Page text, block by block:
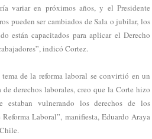
variar en próximos años, y el Presidente
pueden ser cambiados de Sala o jubilar, los
están capacitados para aplicar el Derecho
indicó Cortez.
de la reforma laboral se convirtió en un
derechos laborales, creo que la Corte hizo
estaban vulnerando los derechos de los
Laboral”, manifiesta, Eduardo Araya